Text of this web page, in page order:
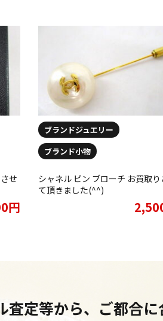
せ
円
ブランドジュエリー
ブランド小物
シャネル ピン ブローチ お買取
て頂きました(^^)
定等から、ご都合